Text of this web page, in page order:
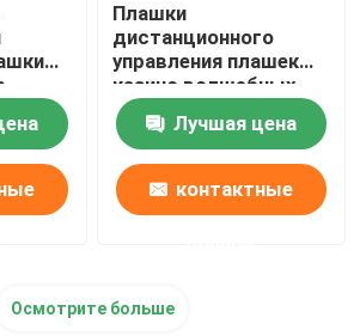
Плашки
дистанционного
управления плашек
казино волшебных
работая с
дистанционным
управлением для
волшебной выставки
Лучшая цена
контактные
Осмотрите больше